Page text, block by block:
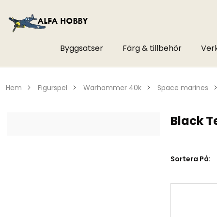
Byggsatser Färg & tillbehör
hem figurspel warhammer 40k space marines
Black
Sortera På: